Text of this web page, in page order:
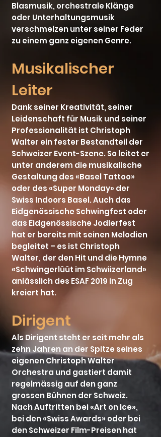
Blasmusik, orchestrale Klänge
oder Unterhaltungsmusik
verschmelzen unter seiner Feder
zu einem ganz eigenen Genre.
Musikalischer
Leiter
Dank seiner Kreativität, seiner
Leidenschaft für Musik und seiner
Professionalität ist Christoph
Walter ein fester Bestandteil der
Schweizer Event-Szene. So leitet er
unter anderem die musikalische
Gestaltung des «Basel Tattoo»
oder des «Super Monday» der
Swiss Indoors Basel. Auch das
Eidgenössische Schwingfest oder
das Eidgenössische Jodlerfest
hat er bereits mit seinen Melodien
begleitet – es ist Christoph
Walter, der den Hit und die Hymne
«Schwingerlüüt im Schwiizerland»
anlässlich des ESAF 2019 in Zug
kreiert hat.
Dirigent
Als Dirigent steht er seit mehr als
zehn Jahren an der Spitze seines
eigenen Christoph Walter
Orchestra und gastiert damit
regelmässig auf den ganz
grossen Bühnen der Schweiz.
Nach Auftritten bei «Art on Ice»,
bei den «Swiss Awards» oder bei
den Schweizer Film-Preisen hat